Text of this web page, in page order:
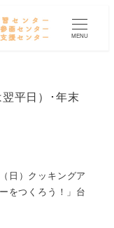
MENU
平日）
･年末
日）クッキングア
をつくろう！」台